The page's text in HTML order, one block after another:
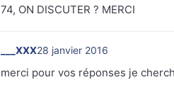
74, ON DISCUTER ? MERCI
___XXX28 janvier 2016
merci pour vos réponses je